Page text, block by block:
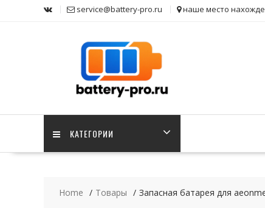
service@battery-pro.ru наше место
КАТЕГОРИИ
Home Товары Запасная батарея для